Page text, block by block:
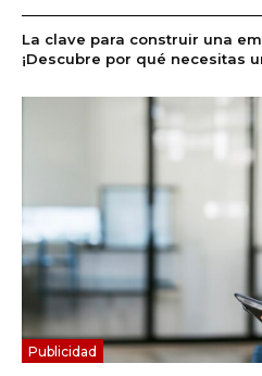
La clave para construir una
¡Descubre por qué necesitas
Publicidad